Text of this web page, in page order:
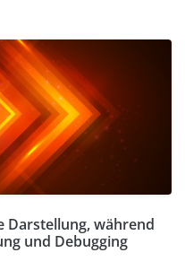
Darstellung, während
und Debugging